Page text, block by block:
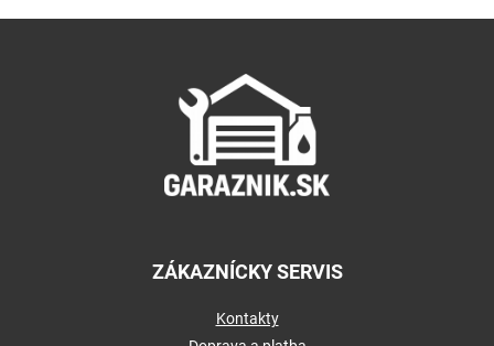
ZÁKAZNÍCKY SERVIS
Kontakty